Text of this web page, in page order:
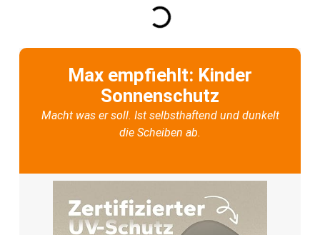
Max empfiehlt: Kinder
Sonnenschutz
Macht was er soll. Ist selbsthaftend und dunkelt
die Scheiben ab.